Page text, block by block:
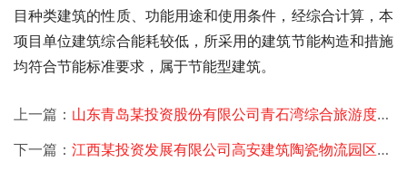
目种类建筑的性质、功能用途和使用条件，经综合计算，本
项目单位建筑综合能耗较低，所采用的建筑节能构造和措施
均符合节能标准要求，属于节能型建筑。
上一篇： 山东青岛某投资股份有限公司青石湾综合旅游度假投资规划项目签约
下一篇： 江西某投资发展有限公司高安建筑陶瓷物流园区投资规划项目签约